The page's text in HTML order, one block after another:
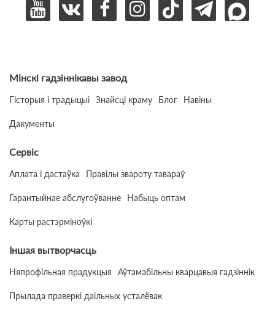
Мінскі гадзіннікавы завод
Гісторыя і традыцыі Знайсці краму Блог Навіны
Дакументы
Сервіс
Аплата і дастаўка Правілы звароту тавараў
Гарантыйнае абслугоўванне Набыць оптам
Карты растэрміноўкі
Іншая вытворчасць
Няпрофільная прадукцыя Аўтамабільны кварцавыя гадзіннік
Прылада праверкі даільных усталёвак